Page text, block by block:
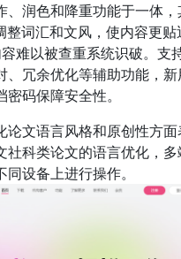
、润色和降重功能于一体，
整词汇和文风，使内容更贴
难以被查重系统识破。支
、冗余优化等辅助功能，
码保障安全性。
论文语言风格和原创性方面
社科类论文的语言优化，
设备上进行操作。